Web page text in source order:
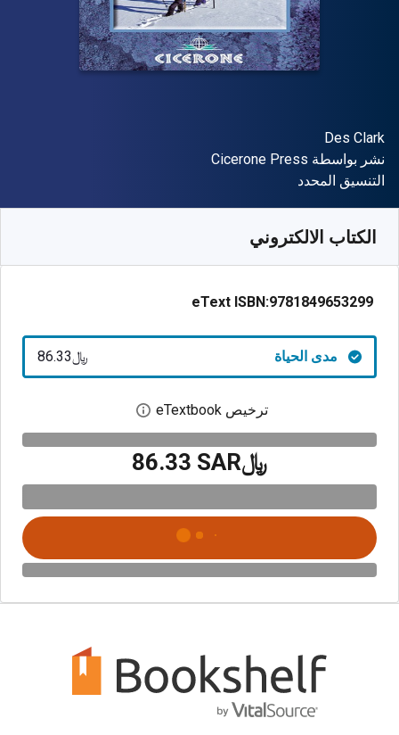
المؤلف (المؤلفون)
Des Clark
الناشر
نشر بواسطة Cicerone Press
شكل
التنسيق المحدد
الكتاب الالكتروني
eText ISBN:9781849653299
مدى الحياة ﷼‎86.33
ترخيص eTextbook افتح مربع حوار
﷼‎86.33 SAR